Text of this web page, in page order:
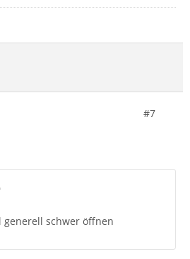
#7
schwer öffnen